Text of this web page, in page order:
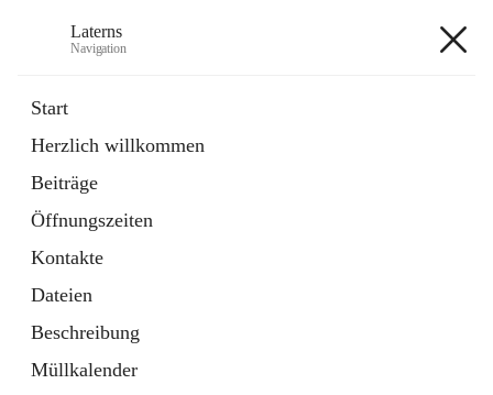
Laterns
Navigation
Start
Herzlich willkommen
Beiträge
Öffnungszeiten
Kontakte
Dateien
Beschreibung
Müllkalender
11 Schnellzugriffe
Soziales
1 Schnellzugriff